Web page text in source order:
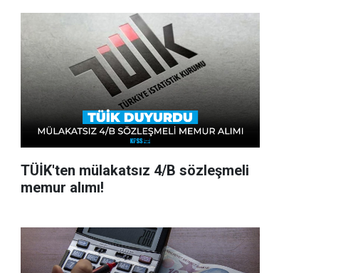
TÜİK'ten mülakatsız 4/B sözleşmeli
memur alımı!